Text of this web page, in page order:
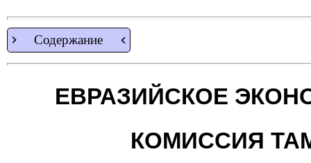
Содержание
ЕВРАЗИЙСКОЕ
КОМИССИЯ